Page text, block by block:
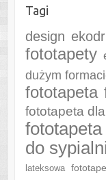
Tagi
design
fototapety
dużym
fototapeta
fototapeta
do sypialni
lateksowa